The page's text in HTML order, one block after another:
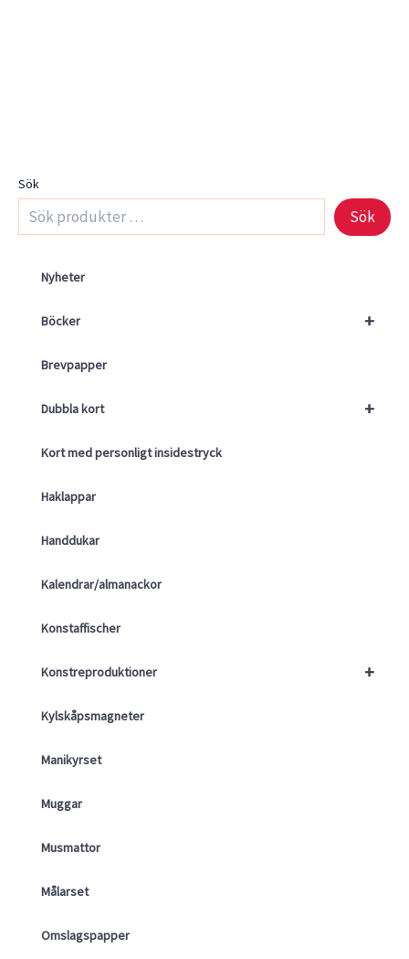
Sök
Sök
Nyheter
+
Böcker
Brevpapper
+
Dubbla kort
Kort med personligt insidestryck
Haklappar
Handdukar
Kalendrar/almanackor
Konstaffischer
+
Konstreproduktioner
Kylskåpsmagneter
Manikyrset
Muggar
Musmattor
Målarset
Omslagspapper